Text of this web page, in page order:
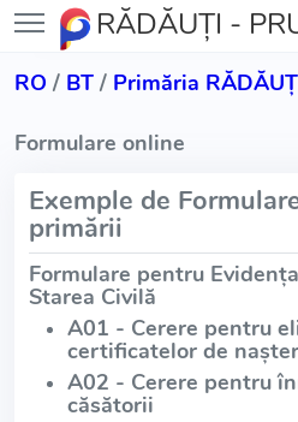
RĂDĂUŢI -
RO / BT / Primăria
Formulare online
Exemple de
primării
Formulare pentru
Starea Civilă
A01 - Cerere pentru
certificatelor de
A02 - Cerere pentru
căsătorii